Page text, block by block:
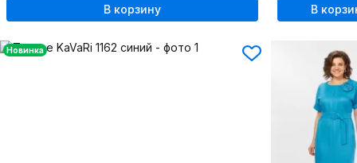
В корзину В
Новинка